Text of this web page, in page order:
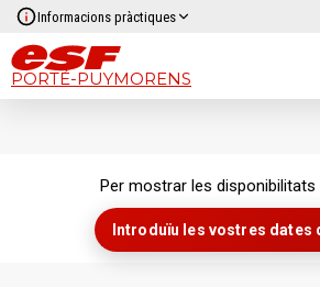
Informacions pràctiques
PORTÉ-PUYMORENS
Per mostrar les disponibilitats
Introduïu les vostres dates